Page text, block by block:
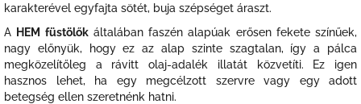
karakterével egyfajta sötét, buja szépséget áraszt.
A HEM füstölőkáltalában faszén alapúak erősen fekete színűek,
nagy előnyük, hogy ez az alap szinte szagtalan, így a pálca
megközelítőleg a rávitt olaj-adalék illatát közvetíti. Ez igen
hasznos lehet, ha egy megcélzott szervre vagy egy adott
betegség ellen szeretnénk hatni.